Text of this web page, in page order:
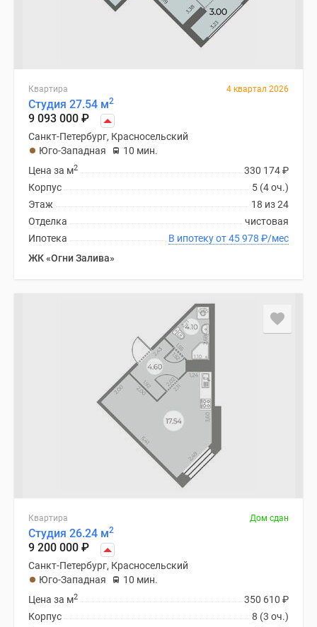
Квартира 4 квартал 2026
Студия 27.54 м2
9 093 000 ₽
Санкт-Петербург, Красносельский
Юго-Западная
10 мин.
330 174₽
Цена за м2
5 (4 оч.)
Корпус
18 из 24
Этаж
чистовая
Отделка
В ипотеку от 45 978 ₽/мес
Ипотека
ЖК «Огни Залива»
Квартира Дом сдан
Студия 26.24 м2
9 200 000 ₽
Санкт-Петербург, Красносельский
Юго-Западная
10 мин.
350 610 ₽
Цена за м2
8 (3 оч.)
Корпус